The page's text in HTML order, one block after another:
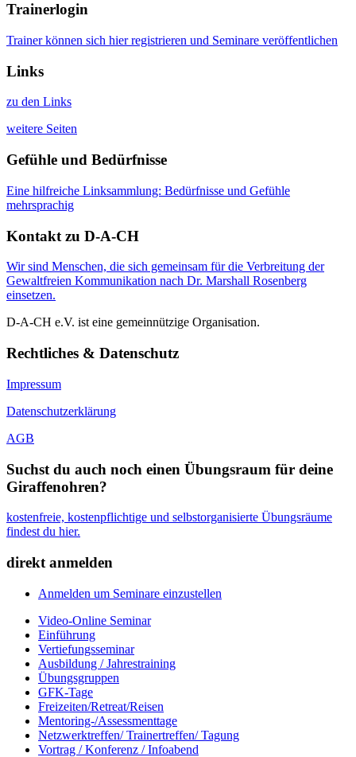
Trainerlogin
Trainer können sich hier registrieren und Seminare veröffentlichen
Links
zu den Links
weitere Seiten
Gefühle und Bedürfnisse
Eine hilfreiche Linksammlung: Bedürfnisse und Gefühle
mehrsprachig
Kontakt zu D-A-CH
Wir sind Menschen, die sich gemeinsam für die Verbreitung der
Gewaltfreien Kommunikation nach Dr. Marshall Rosenberg
einsetzen.
D-A-CH e.V. ist eine gemeinnützige Organisation.
Rechtliches & Datenschutz
Impressum
Datenschutzerklärung
AGB
Suchst du auch noch einen Übungsraum für deine
Giraffenohren?
kostenfreie, kostenpflichtige und selbstorganisierte Übungsräume
findest du hier.
direkt anmelden
Anmelden um Seminare einzustellen
Video-Online Seminar
Einführung
Vertiefungsseminar
Ausbildung / Jahrestraining
Übungsgruppen
GFK-Tage
Freizeiten/Retreat/Reisen
Mentoring-/Assessmenttage
Netzwerktreffen/ Trainertreffen/ Tagung
Vortrag / Konferenz / Infoabend